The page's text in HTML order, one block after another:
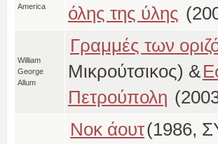
America
όλης της ύλης
William
George
Allum
Γραμμές των
Μικρούτσικος) &
Πετρούπολη
Νοκ άουτ(1986,